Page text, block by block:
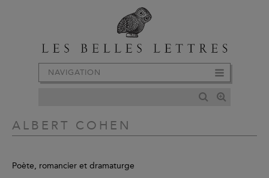
NAVIGATION
ALBERT COHEN
Poète, romancier et dramaturge